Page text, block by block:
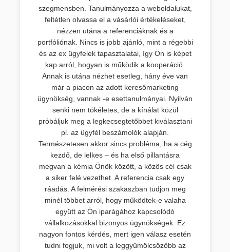
szegmensben. Tanulmányozza a weboldalukat,
feltétlen olvassa el a vásárlói értékeléseket,
nézzen utána a referenciáknak és a
portfóliónak. Nincs is jobb ajánló, mint a régebbi
és az ex ügyfelek tapasztalatai, így Ön is képet
kap arról, hogyan is működik a kooperáció.
Annak is utána nézhet esetleg, hány éve van
már a piacon az adott keresőmarketing
ügynökség, vannak -e esettanulmányai. Nyilván
senki nem tökéletes, de a kínálat közül
próbáljuk meg a legkecsegtetőbbet kiválasztani
pl. az ügyfél beszámolók alapján.
Természetesen akkor sincs probléma, ha a cég
kezdő, de lelkes – és ha első pillantásra
megvan a kémia Önök között, a közös cél csak
a siker felé vezethet. A referencia csak egy
ráadás. A felmérési szakaszban tudjon meg
minél többet arról, hogy működtek-e valaha
együtt az Ön iparágához kapcsolódó
vállalkozásokkal bizonyos ügynökségek. Ez
nagyon fontos kérdés, mert igen válasz esetén
tudni fogjuk, mi volt a leggyümölcsözőbb az